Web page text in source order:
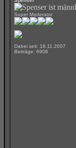
Super Moderator
Dabei seit: 18.11.2007
Beiträge: 6908